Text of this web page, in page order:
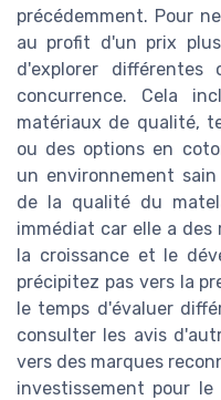
précédemment. Pour
au profit d'un prix
d'explorer
concurrence. Cela
matériaux de qualité,
ou des options en
un environnement
de la qualité du
immédiat car elle a des
la croissance et le
précipitez pas vers la
le temps d'évaluer
consulter les avis
vers des marques
investissement pour